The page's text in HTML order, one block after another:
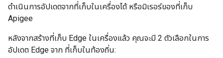
ดำเนินการอัปเดตจากที่เก็บในเครื่องได้ หรือมิเรอร์ของที่เก็บ
Apigee
หลังจากสร้างที่เก็บ Edge ในเครื่องแล้ว คุณจะมี 2 ตัวเลือกในการ
อัปเดต Edge จาก ที่เก็บในท้องถิ่น: